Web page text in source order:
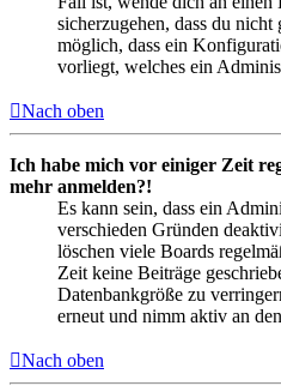
sicherzugehen, dass du
möglich, dass ein
vorliegt, welches ein
Nach oben
Ich habe mich vor einiger Zeit
mehr anmelden?!
Es kann sein, dass ein
verschieden Gründen
löschen viele Boards
Zeit keine Beiträge
Datenbankgröße zu
erneut und nimm aktiv an
Nach oben